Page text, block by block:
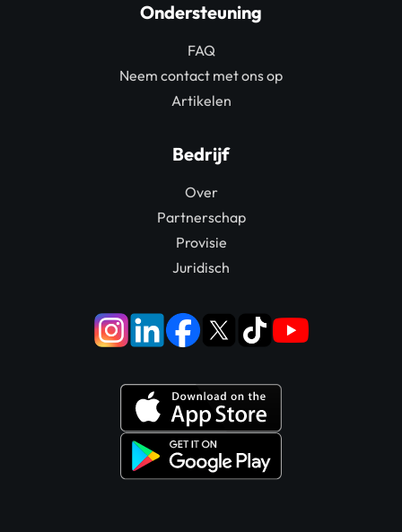
Ondersteuning
FAQ
Neem contact met ons op
Artikelen
Bedrijf
Over
Partnerschap
Provisie
Juridisch